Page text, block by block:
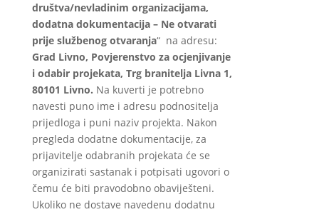
društva/nevladinim organizacijama,
dodatna dokumentacija – Ne otvarati
prije službenog otvaranja“ na adresu:
Grad Livno, Povjerenstvo za ocjenjivanje
i odabir projekata, Trg branitelja Livna 1,
80101 Livno. Na kuverti je potrebno
navesti puno ime i adresu podnositelja
prijedloga i puni naziv projekta. Nakon
pregleda dodatne dokumentacije, za
prijavitelje odabranih projekata će se
organizirati sastanak i potpisati ugovori o
čemu će biti pravodobno obaviješteni.
Ukoliko ne dostave navedenu dodatnu